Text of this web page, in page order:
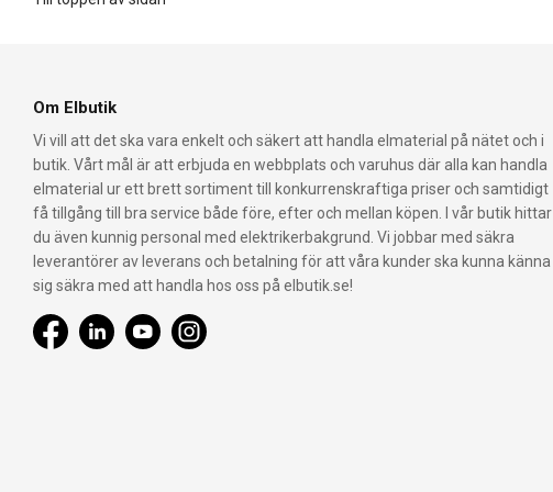
Om Elbutik
Vi vill att det ska vara enkelt och säkert att handla elmaterial på nätet och i
butik. Vårt mål är att erbjuda en webbplats och varuhus där alla kan handla
elmaterial ur ett brett sortiment till konkurrenskraftiga priser och samtidigt
få tillgång till bra service både före, efter och mellan köpen. I vår butik hittar
du även kunnig personal med elektrikerbakgrund. Vi jobbar med säkra
leverantörer av leverans och betalning för att våra kunder ska kunna känna
sig säkra med att handla hos oss på elbutik.se!